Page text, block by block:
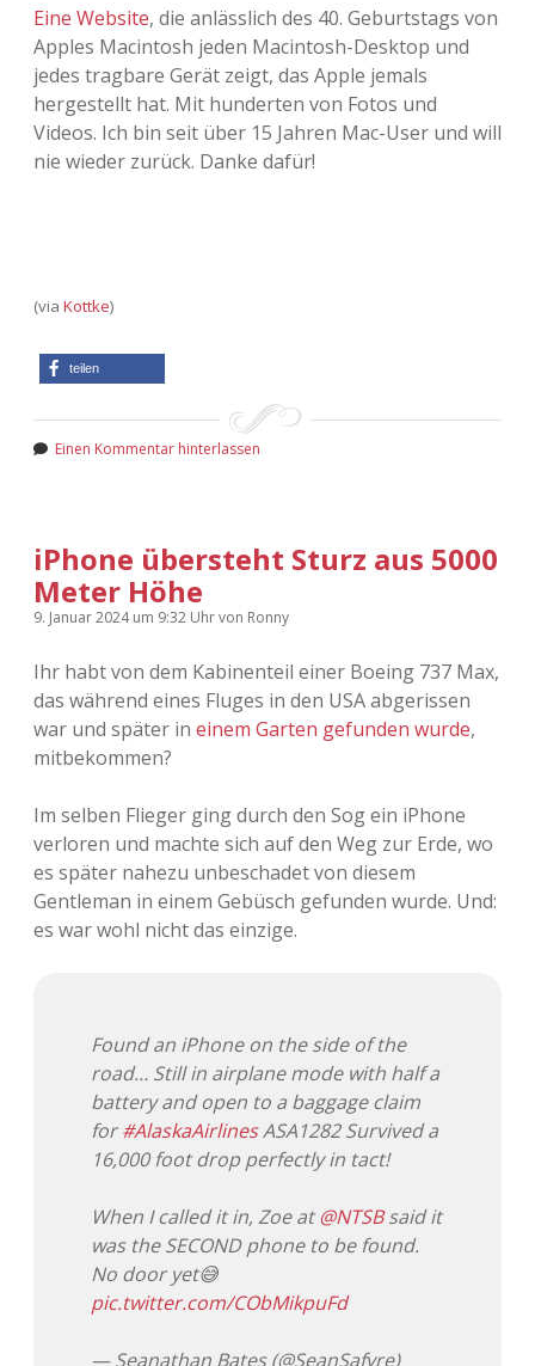
Eine Website, die anlässlich des 40. Geburtstags von
Apples Macintosh jeden Macintosh-Desktop und
jedes tragbare Gerät zeigt, das Apple jemals
hergestellt hat. Mit hunderten von Fotos und
Videos. Ich bin seit über 15 Jahren Mac-User und will
nie wieder zurück. Danke dafür!
(via Kottke)
teilen
Einen Kommentar hinterlassen
iPhone übersteht Sturz aus 5000
Meter Höhe
9. Januar 2024um 9:32 Uhrvon Ronny
Ihr habt von dem Kabinenteil einer Boeing 737 Max,
das während eines Fluges in den USA abgerissen
war und später in einem Garten gefunden wurde,
mitbekommen?
Im selben Flieger ging durch den Sog ein iPhone
verloren und machte sich auf den Weg zur Erde, wo
es später nahezu unbeschadet von diesem
Gentleman in einem Gebüsch gefunden wurde. Und:
es war wohl nicht das einzige.
Found an iPhone on the side of the
road… Still in airplane mode with half a
battery and open to a baggage claim
for#AlaskaAirlinesASA1282 Survived a
16,000 foot drop perfectly in tact!
When I called it in, Zoe at@NTSBsaid it
was the SECOND phone to be found.
No door yet😅
pic.twitter.com/CObMikpuFd
— Seanathan Bates (@SeanSafyre)